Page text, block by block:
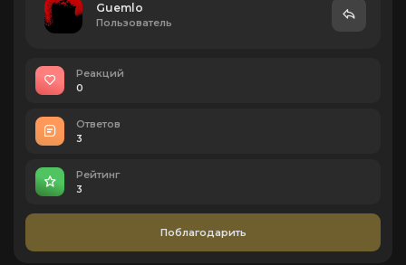
Guemlo
Пользователь
Реакций
0
Ответов
3
Рейтинг
3
Поблагодарить